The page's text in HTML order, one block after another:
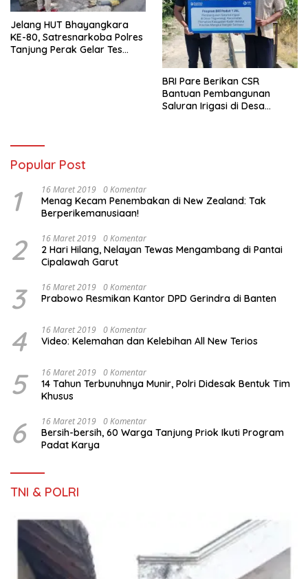
Jelang HUT Bhayangkara
KE-80, Satresnarkoba Polres
Tanjung Perak Gelar Tes
BRI Pare Berikan CSR
Bantuan Pembangunan
Saluran Irigasi di Desa
Popular Post
1 16 Maret 2019 0 Komentar
Menag Kecam Penembakan di New Zealand: Tak
Berperikemanusiaan!
2 16 Maret 2019 0 Komentar
2 Hari Hilang, Nelayan Tewas Mengambang di Pantai
Cipalawah Garut
3 16 Maret 2019 0 Komentar
Prabowo Resmikan Kantor DPD Gerindra di Banten
4 16 Maret 2019 0 Komentar
Video: Kelemahan dan Kelebihan All New Terios
5 16 Maret 2019 0 Komentar
14 Tahun Terbunuhnya Munir, Polri Didesak Bentuk Tim
Khusus
6 16 Maret 2019 0 Komentar
Bersih-bersih, 60 Warga Tanjung Priok Ikuti Program
Padat Karya
TNI & POLRI